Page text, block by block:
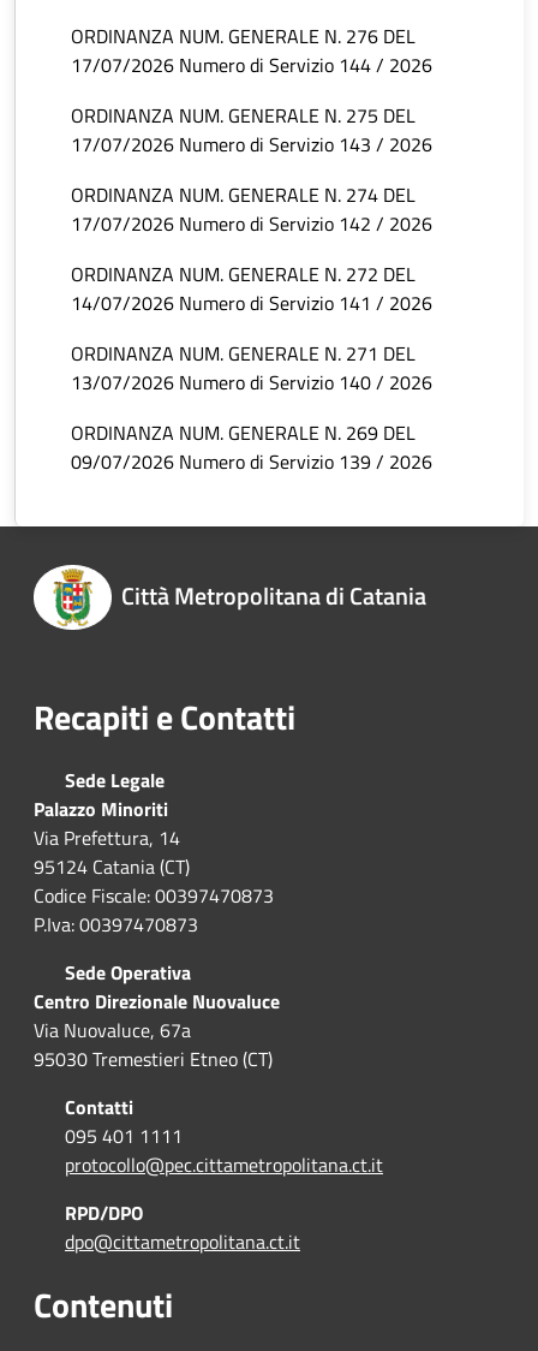
ORDINANZA NUM. GENERALE N. 276 DEL
17/07/2026 Numero di Servizio 144 / 2026
ORDINANZA NUM. GENERALE N. 275 DEL
17/07/2026 Numero di Servizio 143 / 2026
ORDINANZA NUM. GENERALE N. 274 DEL
17/07/2026 Numero di Servizio 142 / 2026
ORDINANZA NUM. GENERALE N. 272 DEL
14/07/2026 Numero di Servizio 141 / 2026
ORDINANZA NUM. GENERALE N. 271 DEL
13/07/2026 Numero di Servizio 140 / 2026
ORDINANZA NUM. GENERALE N. 269 DEL
09/07/2026 Numero di Servizio 139 / 2026
Città Metropolitana di Catania
Recapiti e Contatti
Sede Legale
Palazzo Minoriti
Via Prefettura, 14
95124 Catania (CT)
Codice Fiscale: 00397470873
P.Iva: 00397470873
Sede Operativa
Centro Direzionale Nuovaluce
Via Nuovaluce, 67a
95030 Tremestieri Etneo (CT)
Contatti
095 401 1111
protocollo@pec.cittametropolitana.ct.it
RPD/DPO
dpo@cittametropolitana.ct.it
Contenuti